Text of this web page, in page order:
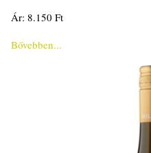
Ár: 8.150 Ft
Bővebben...